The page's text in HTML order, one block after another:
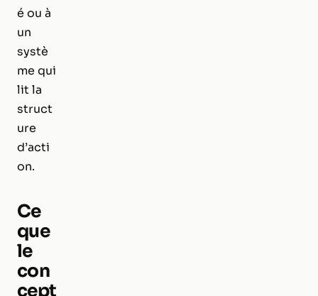
é ou à
un
systè
me qui
lit la
struct
ure
d’acti
on.
Ce
que
le
con
cept